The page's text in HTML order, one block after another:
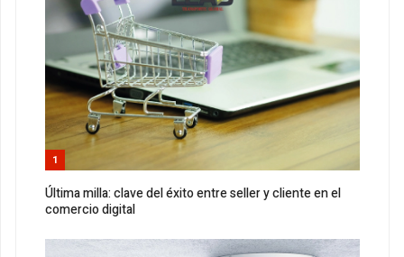
1
Última milla: clave del éxito entre seller y cliente en el
comercio digital